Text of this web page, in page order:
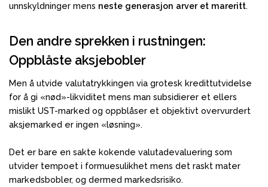
unnskyldninger mens neste generasjon arver et mareritt.
Den andre sprekken i rustningen:
Oppblåste aksjebobler
Men å utvide valutatrykkingen via grotesk kredittutvidelse
for å gi «nød»-likviditet mens man subsidierer et ellers
mislikt UST-marked og oppblåser et objektivt overvurdert
aksjemarked er ingen «løsning».
Det er bare en sakte kokende valutadevaluering som
utvider tempoet i formuesulikhet mens det raskt mater
markedsbobler, og dermed markedsrisiko.